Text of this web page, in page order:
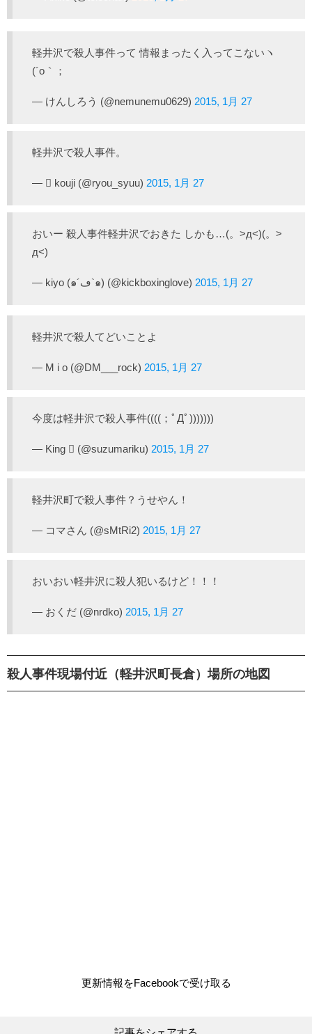
軽井沢で殺人事件って 情報まったく入ってこないヽ
(´o｀；
— けんしろう (@nemunemu0629) 2015, 1月 27
軽井沢で殺人事件。
—  kouji (@ryou_syuu) 2015, 1月 27
おいー 殺人事件軽井沢でおきた しかも…(。>д<)(。>
д<)
— kiyo (๑´ڡ`๑) (@kickboxinglove) 2015, 1月 27
軽井沢で殺人てどいことよ
— M i o (@DM___rock) 2015, 1月 27
今度は軽井沢で殺人事件((((；ﾟДﾟ)))))))
— King  (@suzumariku) 2015, 1月 27
軽井沢町で殺人事件？うせやん！
— コマさん (@sMtRi2) 2015, 1月 27
おいおい軽井沢に殺人犯いるけど！！！
— おくだ (@nrdko) 2015, 1月 27
殺人事件現場付近（軽井沢町長倉）場所の地図
更新情報をFacebookで受け取る